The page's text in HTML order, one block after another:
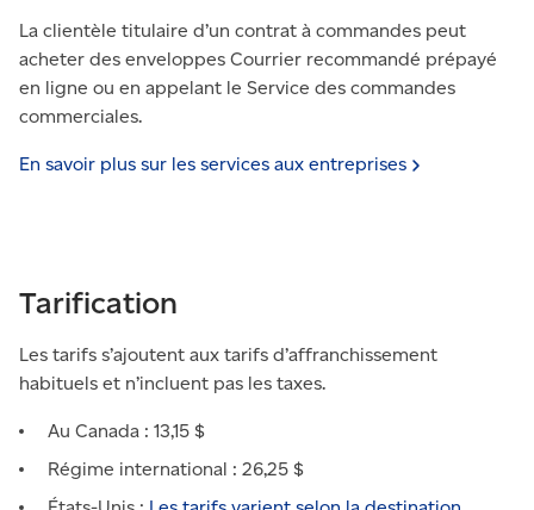
La clientèle titulaire d’un contrat à commandes peut
acheter des enveloppes Courrier recommandé prépayé
en ligne ou en appelant le Service des commandes
commerciales.
En savoir plus sur les services aux entreprises
Tarification
Les tarifs s’ajoutent aux tarifs d’affranchissement
habituels et n’incluent pas les taxes.
Au Canada : 13,15 $
Régime international : 26,25 $